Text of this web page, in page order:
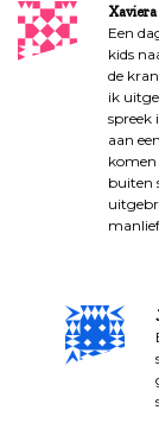
Een
kids
de
ik
spreek
aan
komen
buiten